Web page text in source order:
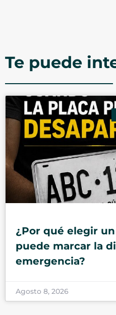
Te puede
¿Por qué elegir
puede marcar la
emergencia?
Agosto 8, 2026